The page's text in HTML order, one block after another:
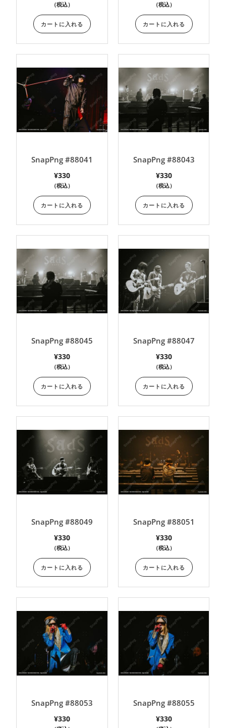
（税込）
カートに入れる
（税込）
カートに入れる
SnapPng #88041
¥330
（税込）
カートに入れる
SnapPng #88043
¥330
（税込）
カートに入れる
SnapPng #88045
¥330
（税込）
カートに入れる
SnapPng #88047
¥330
（税込）
カートに入れる
SnapPng #88049
¥330
（税込）
カートに入れる
SnapPng #88051
¥330
（税込）
カートに入れる
SnapPng #88053
¥330
SnapPng #88055
¥330